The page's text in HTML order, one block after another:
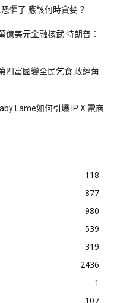
懼了 應該何時貪婪？
億美元金融核武 特朗普：
四富國變全民乞食 政經角
Lame如何引爆 IP X 電商
118
877
980
539
319
2436
1
107